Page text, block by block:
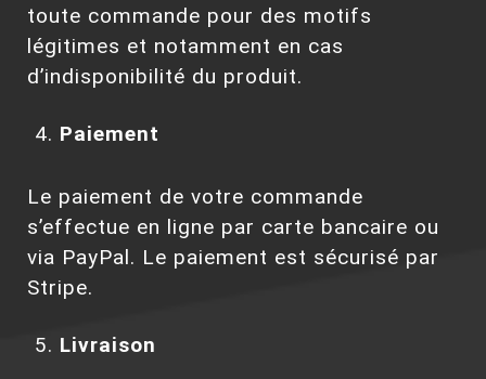
toute commande pour des motifs
légitimes et notamment en cas
d’indisponibilité du produit.
Paiement
Le paiement de votre commande
s’effectue en ligne par carte bancaire ou
via PayPal. Le paiement est sécurisé par
Stripe.
Livraison